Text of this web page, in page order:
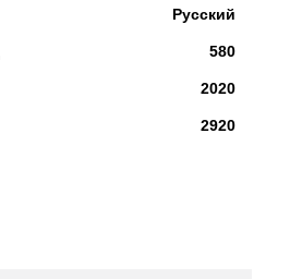
Русский
580
2020
2920